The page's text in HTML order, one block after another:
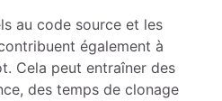
au code source et les
également à
Cela peut entraîner des
des temps de clonage